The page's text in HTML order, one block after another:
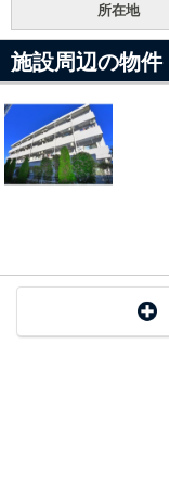
所在地
施設周辺の物件